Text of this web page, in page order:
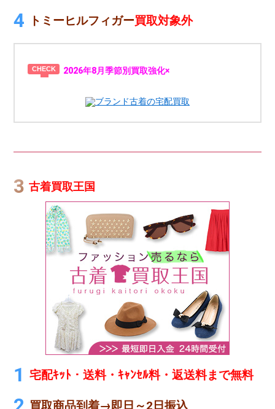
トミーヒルフィガー買取対象外
2026年8月季節別買取強化×
ブランド古着の宅配買取
古着買取王国
宅配ｷｯﾄ・送料・ｷｬﾝｾﾙ料・返送料まで無料
買取商品到着→即日～2日振込